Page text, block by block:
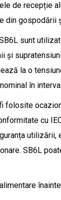
de recepție
din gospodării
sunt
și
la o
în
folosite
cu
utilizării,
SB6L